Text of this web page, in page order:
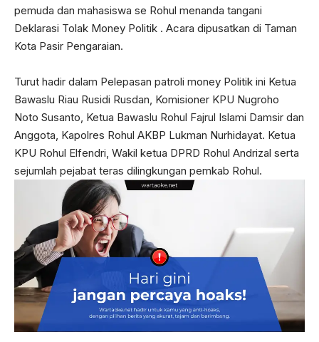
pemuda dan mahasiswa se Rohul menanda tangani
Deklarasi Tolak Money Politik . Acara dipusatkan di Taman
Kota Pasir Pengaraian.
Turut hadir dalam Pelepasan patroli money Politik ini Ketua
Bawaslu Riau Rusidi Rusdan, Komisioner KPU Nugroho
Noto Susanto, Ketua Bawaslu Rohul Fajrul Islami Damsir dan
Anggota, Kapolres Rohul AKBP Lukman Nurhidayat. Ketua
KPU Rohul Elfendri, Wakil ketua DPRD Rohul Andrizal serta
sejumlah pejabat teras dilingkungan pemkab Rohul.